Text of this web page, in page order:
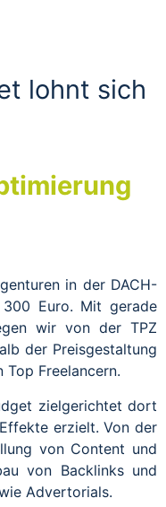
lohnt sich
in der DACH-
Euro. Mit gerade
wir von der TPZ
der Preisgestaltung
Freelancern.
zielgerichtet dort
erzielt. Von der
von Content und
von Backlinks und
Advertorials.